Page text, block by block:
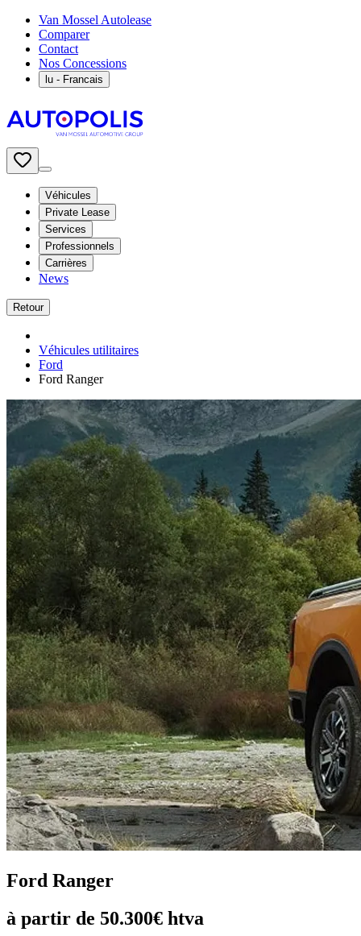
Van Mossel Autolease
Comparer
Contact
Nos Concessions
lu - Francais
Véhicules
Private Lease
Services
Professionnels
Carrières
News
Retour
Véhicules utilitaires
Ford
Ford Ranger
Ford Ranger
à partir de 50.300€ htva